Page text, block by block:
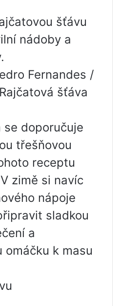
šťávu
nádoby a
Fernandes /
šťáva
se doporučuje
třešňovou
receptu
zimě si navíc
nápoje
sladkou
a
omáčku k masu